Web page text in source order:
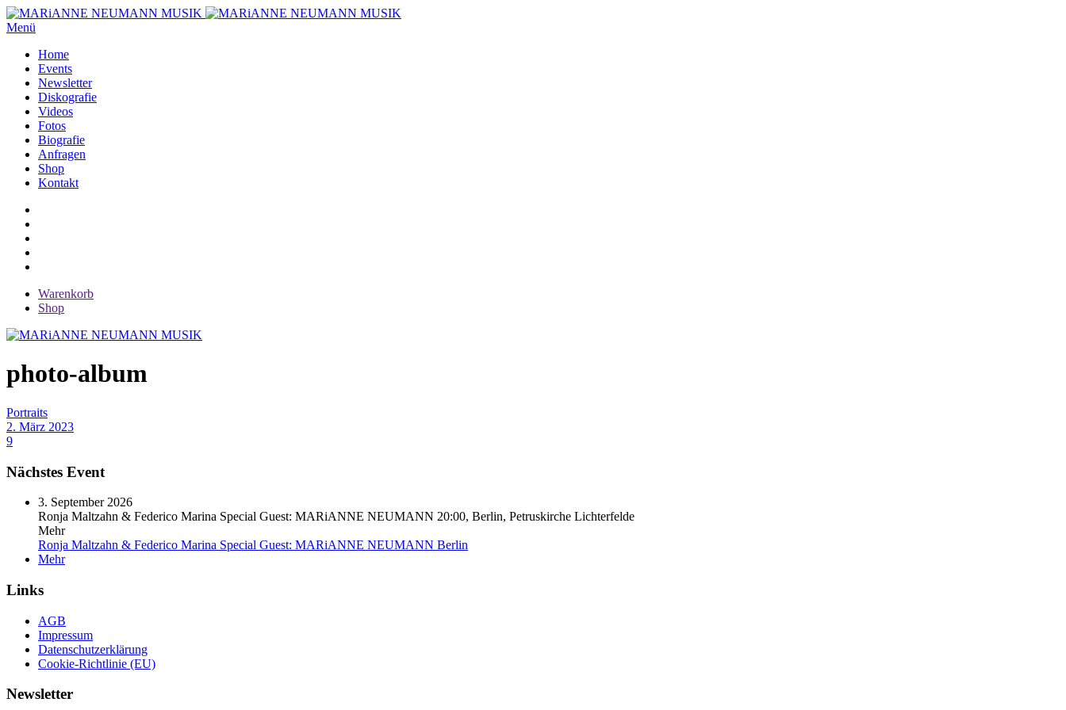
Menü
Home
Events
Newsletter
Diskografie
Videos
Fotos
Biografie
Anfragen
Shop
Kontakt
Warenkorb
Shop
photo-album
Portraits
2. März 2023
9
Nächstes Event
3. September 2026
Ronja Maltzahn & Federico Marina Special Guest: MARiANNE NEUMANN 20:00, Berlin, Petruskirche Lichterfelde
Mehr
Ronja Maltzahn & Federico Marina Special Guest: MARiANNE NEUMANN Berlin
Mehr
Links
AGB
Impressum
Datenschutzerklärung
Cookie-Richtlinie (EU)
Newsletter